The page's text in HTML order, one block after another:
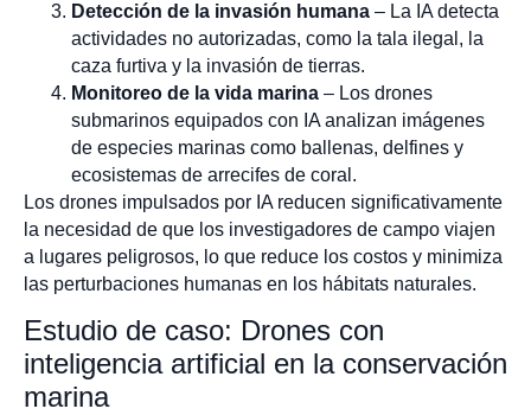
Detección de la invasión humana – La IA detecta
actividades no autorizadas, como la tala ilegal, la
caza furtiva y la invasión de tierras.
Monitoreo de la vida marina – Los drones
submarinos equipados con IA analizan imágenes
de especies marinas como ballenas, delfines y
ecosistemas de arrecifes de coral.
Los drones impulsados por IA reducen significativamente
la necesidad de que los investigadores de campo viajen
a lugares peligrosos, lo que reduce los costos y minimiza
las perturbaciones humanas en los hábitats naturales.
Estudio de caso: Drones con
inteligencia artificial en la conservación
marina